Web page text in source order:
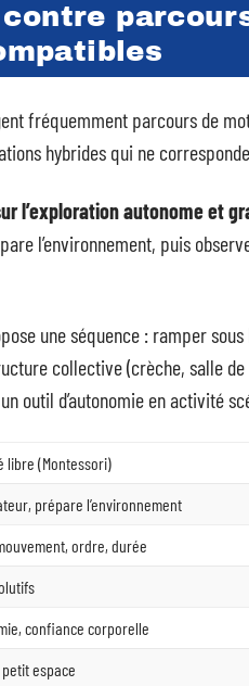
fréquemment parcours de
hybrides qui ne
l’exploration autonome et
l’environnement, puis
une séquence : ramper
collective (crèche, salle
outil d’autonomie en activité
libre (Montessori)
prépare l’environnement
ordre, durée
confiance corporelle
petit espace